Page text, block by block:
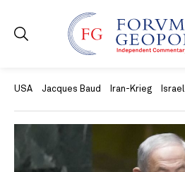
USA Jacques Baud Iran-Krieg Israel